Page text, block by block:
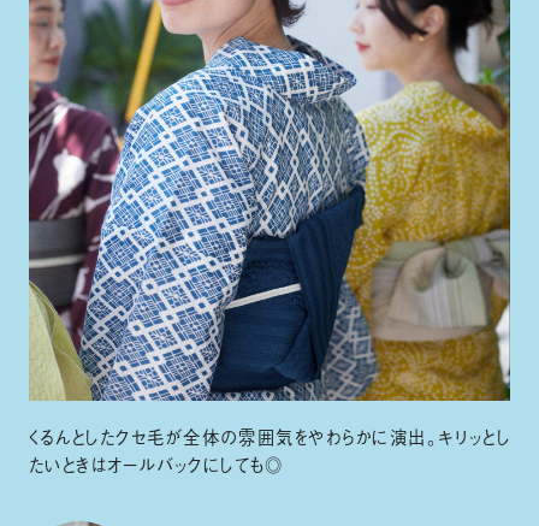
くるんとしたクセ毛が全体の雰囲気をやわらかに演出。キリッとし
たいときはオールバックにしても◎